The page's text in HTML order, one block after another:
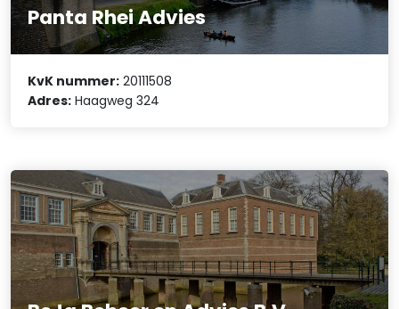
Panta Rhei Advies
KvK nummer: 20111508
Adres: Haagweg 324